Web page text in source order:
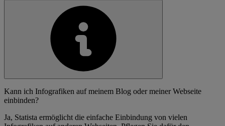
Kann ich Infografiken auf meinem Blog oder meiner Webseite
einbinden?
Ja, Statista ermöglicht die einfache Einbindung von vielen